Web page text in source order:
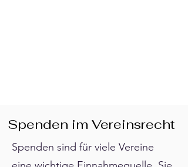
Spenden im Vereinsrecht
Spenden sind für viele Vereine